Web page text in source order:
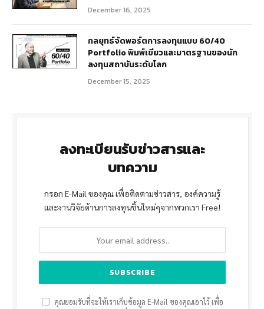
December 16, 2025
กลยุทธ์จัดพอร์ตการลงทุนแบบ 60/40
Portfolio พิมพ์เขียวและมาตรฐานของนัก
ลงทุนสถาบันระดับโลก
December 15, 2025
ลงทะเบียนรับข่าวสารและ
บทความ
กรอก E-Mail ของคุณ เพื่อติดตามข่าวสาร, องค์ความรู้
และงานวิจัยด้านการลงทุนชิ้นใหม่ๆจากพวกเรา Free!
คุณยอมรับที่จะให้เราเก็บข้อมูล E-Mail ของคุณเอาไว้ เพื่อ